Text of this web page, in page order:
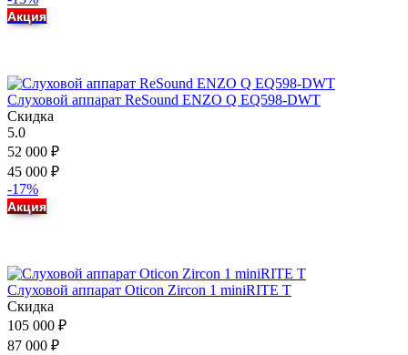
Акция
Слуховой аппарат ReSound ENZO Q EQ598-DWT
Скидка
5.0
52 000 ₽
45 000 ₽
-17%
Акция
Слуховой аппарат Oticon Zircon 1 miniRITE T
Скидка
105 000 ₽
87 000 ₽